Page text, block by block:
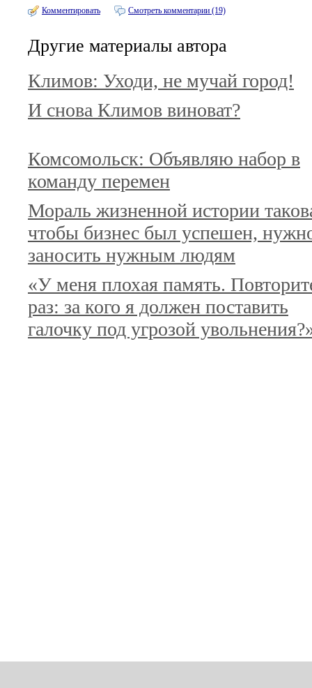
Комментировать Смотреть комментарии (19)
Другие материалы автора
Климов: Уходи, не мучай город!
И снова Климов виноват?
Комсомольск: Объявляю набор в
команду перемен
Мораль жизненной истории
чтобы бизнес был успешен,
заносить нужным людям
«У меня плохая память.
раз: за кого я должен поставить
галочку под угрозой